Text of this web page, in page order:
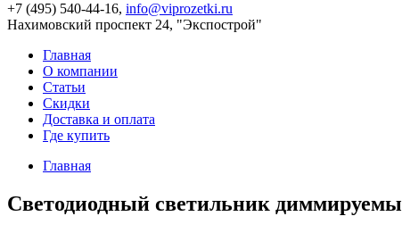
+7 (495) 540-44-16, info@viprozetki.ru
Нахимовский проспект 24, "Экспострой"
Главная
О компании
Статьи
Скидки
Доставка и оплата
Где купить
Главная
Светодиодный светильник